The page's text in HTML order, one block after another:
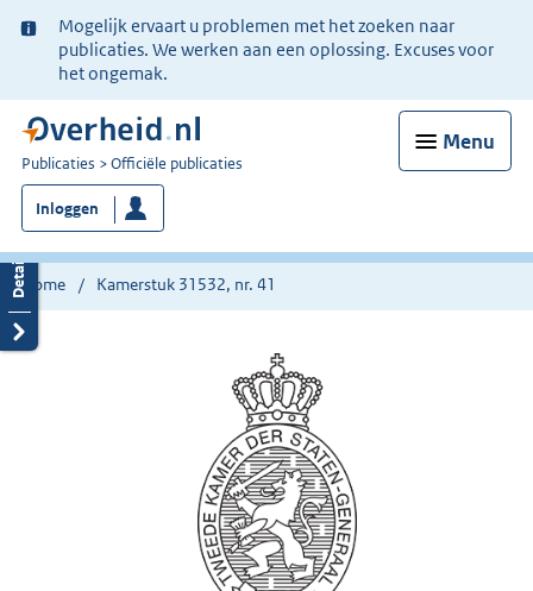
Ter
informatie:
Mogelijk ervaart u problemen met het zoeken naar
publicaties. We werken aan een oplossing. Excuses voor
het ongemak.
Menu
U
bent
nu
hier:
Publicaties Officiële publicaties
Inloggen
Home Kamerstuk 31532, nr. 41